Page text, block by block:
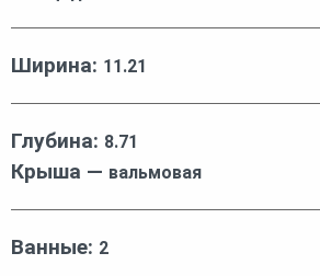
Ширина: 11.21
Глубина: 8.71
Крыша — вальмовая
Ванные: 2